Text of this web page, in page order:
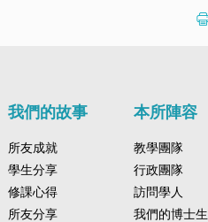
我們的故事
所友成就
學生分享
修課心得
所友分享
本所陣容
教學團隊
行政團隊
訪問學人
我們的博士生